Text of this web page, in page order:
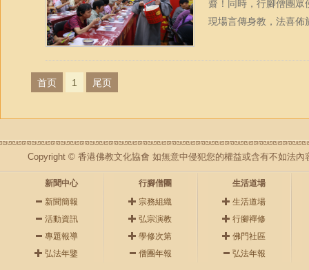
齋！同時，行腳僧團眾
現場言傳身教，法喜佈
首页 1 尾页
Copyright © 香港佛教文化協會 如無意中侵犯您的權益或含有不如法內
新聞中心
新聞簡報
活動資訊
專題報導
弘法年鑒
行腳僧團
宗務組織
弘宗演教
學修次第
僧團年報
生活道場
生活道場
行腳禪修
佛門社區
弘法年報